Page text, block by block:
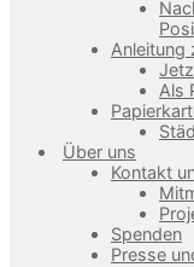
Anleitung
Als
Über uns
Kontakt
Spenden
Presse